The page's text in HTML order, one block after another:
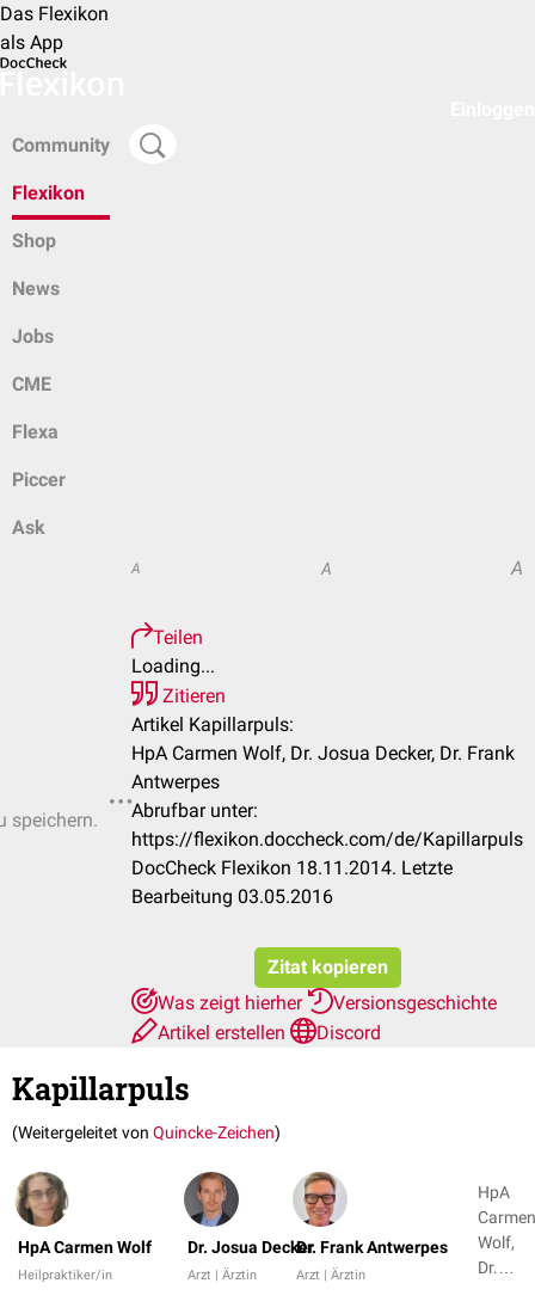
Das Flexikon
als App
Community
Flexikon
Shop
News
Jobs
CME
Flexa
Piccer
Ask
speichern.
A A A
Teilen
Loading...
Zitieren
Artikel Kapillarpuls:
HpA Carmen Wolf, Dr. Josua Decker, Dr. Frank
Antwerpes
Abrufbar unter:
https://flexikon.doccheck.com/de/Kapillarpuls
DocCheck Flexikon 18.11.2014. Letzte
Bearbeitung 03.05.2016
Zitat kopieren
Was zeigt hierher
Versionsgeschichte
Artikel erstellen
Discord
Kapillarpuls
(Weitergeleitet von Quincke-Zeichen)
HpA Carmen Wolf
Heilpraktiker/in
Dr. Josua Decker
Arzt | Ärztin
Dr. Frank Antwerpes
Arzt | Ärztin
HpA
Carmen
Wolf,
Dr.